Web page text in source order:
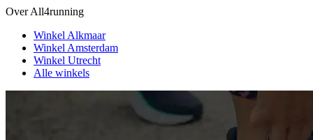
Over All4running
Winkel Alkmaar
Winkel Amsterdam
Winkel Utrecht
Alle winkels